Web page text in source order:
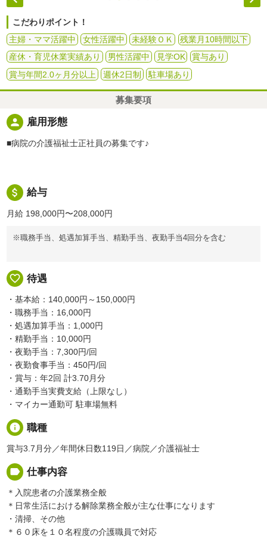
こだわりポイント！
主婦・ママ活躍中
女性活躍中 未経験ＯＫ
残業月10時間以下
産休・育児休業実績あり
男性活躍中 見学OK
賞与あり
賞与年間2.0ヶ月分以上
週休2日制 駐車場あり
募集要項
person 雇用形態
■病院の介護福祉士正社員の募集です♪
attach_money 給与
月給 198,000円〜208,000円
※職務手当、処遇加算手当、精勤手当、夜勤手当4回分を含む
favorite_border 待遇
・基本給：140,000円～150,000円
・職務手当：16,000円
・処遇加算手当：1,000円
・精勤手当：10,000円
・夜勤手当：7,300円/回
・夜勤食事手当：450円/回
・賞与：年2回 計3.70月分
・通勤手当実費支給（上限なし）
・マイカー通勤可 駐車場無料
info 職種
賞与3.7月分／年間休日数119日／病院／介護福祉士
label 仕事内容
＊入院患者の介護業務全般
＊日常生活における解除業務全般が主な仕事になります
・清掃、その他
＊６０床を１０名程度の介護職員で対応